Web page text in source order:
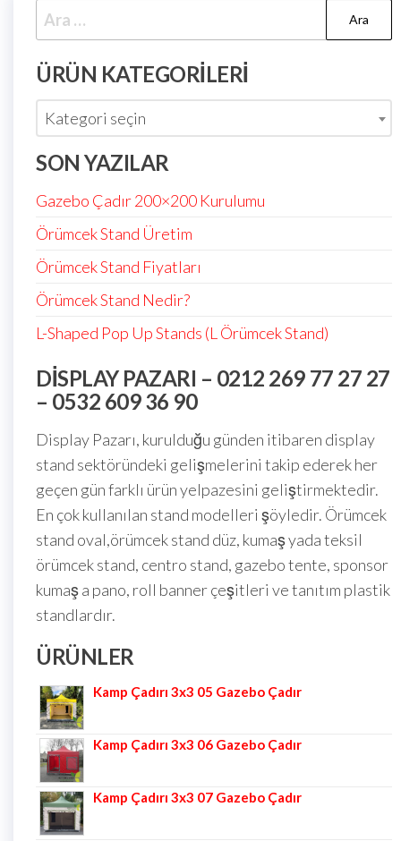
ÜRÜN KATEGORILERI
Kategori seçin
SON YAZILAR
Gazebo Çadır 200×200 Kurulumu
Örümcek Stand Üretim
Örümcek Stand Fiyatları
Örümcek Stand Nedir?
L-Shaped Pop Up Stands (L Örümcek Stand)
DISPLAY PAZARI – 0212 269 77 27 27
– 0532 609 36 90
Display Pazarı, kurulduğu günden itibaren display
stand sektöründeki gelişmelerini takip ederek her
geçen gün farklı ürün yelpazesini geliştirmektedir.
En çok kullanılan stand modelleri şöyledir. Örümcek
stand oval,örümcek stand düz, kumaş yada teksil
örümcek stand, centro stand, gazebo tente, sponsor
kumaş a pano, roll banner çeşitleri ve tanıtım plastik
standlardır.
ÜRÜNLER
Kamp Çadırı 3x3 05 Gazebo Çadır
Kamp Çadırı 3x3 06 Gazebo Çadır
Kamp Çadırı 3x3 07 Gazebo Çadır